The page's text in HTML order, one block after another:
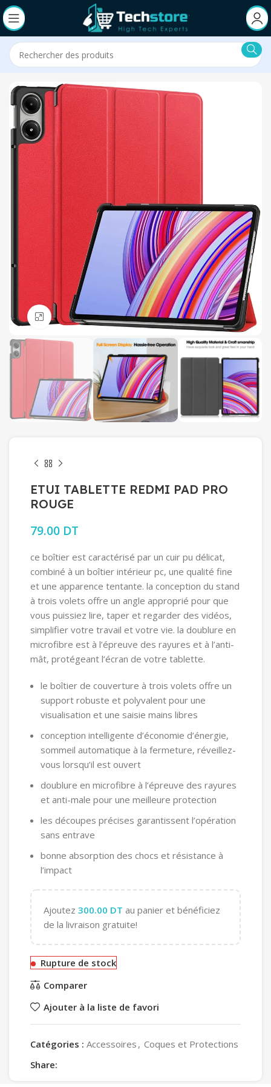
Click to enlarge
ETUI TABLETTE REDMI PAD PRO
ROUGE
79.00 DT
ce boîtier est caractérisé par un cuir pu délicat,
combiné à un boîtier intérieur pc, une qualité fine
et une apparence tentante. la conception du stand
à trois volets offre un angle approprié pour que
vous puissiez lire, taper et regarder des vidéos,
simplifier votre travail et votre vie. la doublure en
microfibre est à l’épreuve des rayures et à l’anti-
mât, protégeant l’écran de votre tablette.
le boîtier de couverture à trois volets offre un
support robuste et polyvalent pour une
visualisation et une saisie mains libres
conception intelligente d’économie d’énergie,
sommeil automatique à la fermeture, réveillez-
vous lorsqu’il est ouvert
doublure en microfibre à l’épreuve des rayures
et anti-male pour une meilleure protection
les découpes précises garantissent l’opération
sans entrave
bonne absorption des chocs et résistance à
l’impact
Ajoutez 300.00 DT au panier et bénéficiez
de la livraison gratuite!
Rupture de stock
Comparer
Ajouter à la liste de favori
Catégories : Accessoires , Coques et Protections
Share: